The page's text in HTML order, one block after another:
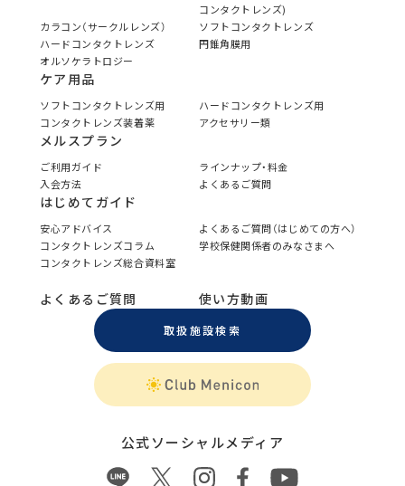
コンタクトレンズ)
カラコン（サークルレンズ）
ソフトコンタクトレンズ
ハードコンタクトレンズ
円錐角膜用
オルソケラトロジー
ケア用品
ソフトコンタクトレンズ用
ハードコンタクトレンズ用
コンタクトレンズ装着薬
アクセサリー類
メルスプラン
ご利用ガイド
ラインナップ・料金
入会方法
よくあるご質問
はじめてガイド
安心アドバイス
よくあるご質問（はじめての方へ）
コンタクトレンズコラム
学校保健関係者のみなさまへ
コンタクトレンズ総合資料室
よくあるご質問 使い方動画
取扱施設検索
公式ソーシャルメディア